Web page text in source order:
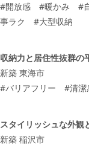
#開放感 #暖かみ #
事ラク
#大型収納
収納力と居住性抜群
新築 東海市
#バリアフリー #清潔
スタイリッシュな外観
新築 稲沢市